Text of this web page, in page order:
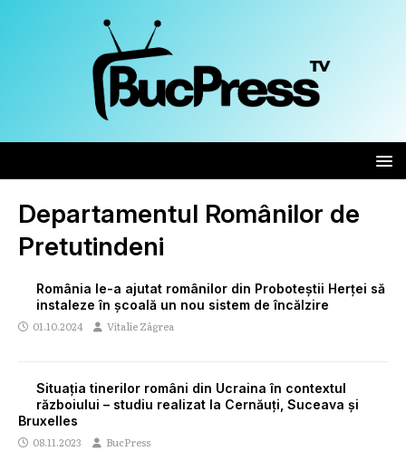
Departamentul Românilor de
Pretutindeni
România le-a ajutat românilor din Proboteștii Herței să
instaleze în școală un nou sistem de încălzire
01.10.2024 Vitalie Zâgrea
Situația tinerilor români din Ucraina în contextul
războiului – studiu realizat la Cernăuți, Suceava și
Bruxelles
08.11.2023 BucPress